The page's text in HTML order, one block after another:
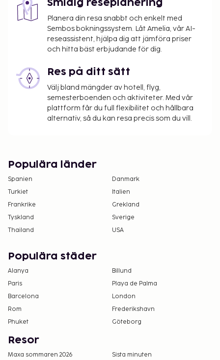
Smidig reseplanering
Planera din resa snabbt och enkelt med
Sembos bokningssystem. Låt Amelia, vår AI-
reseassistent, hjälpa dig att jämföra priser
och hitta bäst erbjudande för dig.
Res på ditt sätt
Välj bland mängder av hotell, flyg,
semesterboenden och aktiviteter. Med vår
plattform får du full flexibilitet och hållbara
alternativ, så du kan resa precis som du vill.
Populära länder
Spanien
Danmark
Turkiet
Italien
Frankrike
Grekland
Tyskland
Sverige
Thailand
USA
Populära städer
Alanya
Billund
Paris
Playa de Palma
Barcelona
London
Rom
Frederikshavn
Phuket
Göteborg
Resor
Maxa sommaren 2026
Sista minuten